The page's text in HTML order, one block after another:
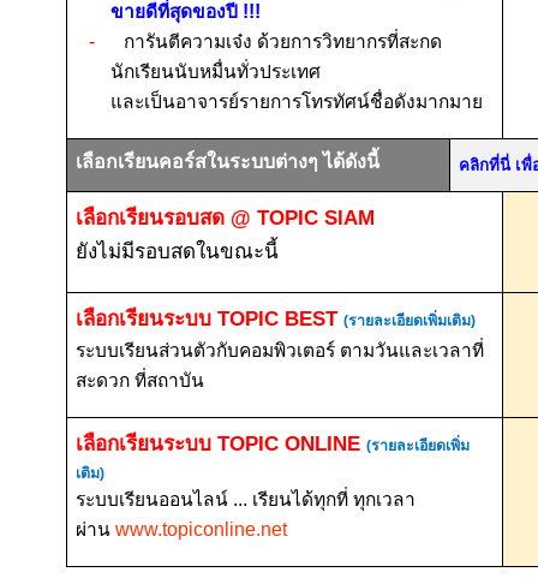
ขายดีที่สุดของปี !!!
-
การันตีความเจ๋ง ด้วยการวิทยากรที่สะกด
นักเรียนนับหมื่นทั่วประเทศ
และเป็นอาจารย์รายการโทรทัศน์ชื่อดังมากมาย
เลือกเรียนคอร์สในระบบต่างๆ ได้ดังนี้ คลิกที่นี่ เพื่
เลือกเรียนรอบสด @ TOPIC SIAM
ยังไม่มีรอบสดในขณะนี้
เลือกเรียนระบบTOPIC BEST (รายละเอียดเพิ่มเติม)
ระบบเรียนส่วนตัวกับคอมพิวเตอร์ ตามวันและเวลาที่
สะดวก ที่สถาบัน
เลือกเรียนระบบTOPIC ONLINE (รายละเอียดเพิ่ม
เติม)
ระบบเรียนออนไลน์ ... เรียนได้ทุกที่ ทุกเวลา
ผ่านwww.topiconline.net